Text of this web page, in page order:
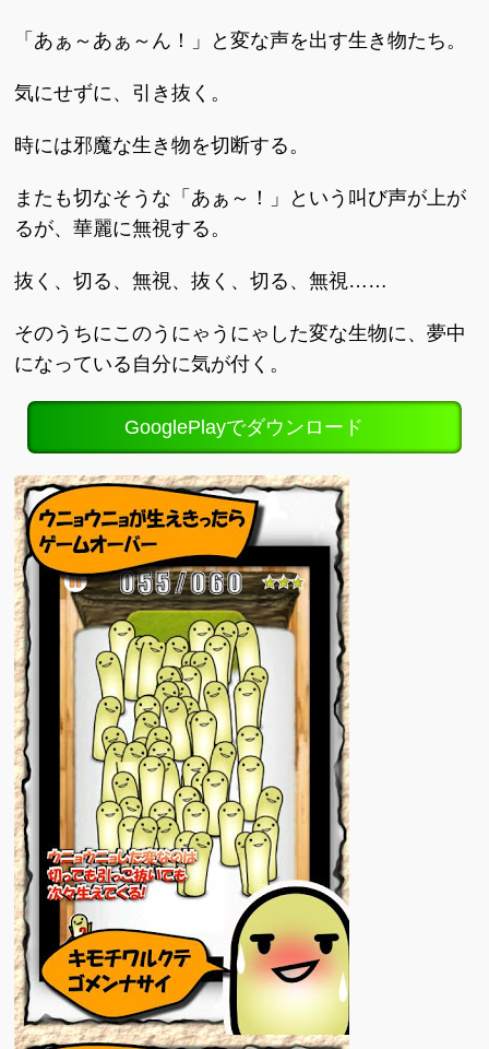
「あぁ～あぁ～ん！」と変な声を出す生き物たち。
気にせずに、引き抜く。
時には邪魔な生き物を切断する。
またも切なそうな「あぁ～！」という叫び声が上が
るが、華麗に無視する。
抜く、切る、無視、抜く、切る、無視……
そのうちにこのうにゃうにゃした変な生物に、夢中
になっている自分に気が付く。
GooglePlayでダウンロード